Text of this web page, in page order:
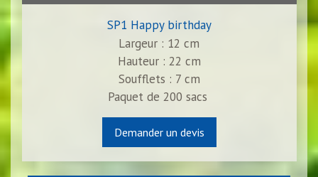
SP1 Happy birthday
Largeur : 12 cm
Hauteur : 22 cm
Soufflets : 7 cm
Paquet de 200 sacs
Demander un devis